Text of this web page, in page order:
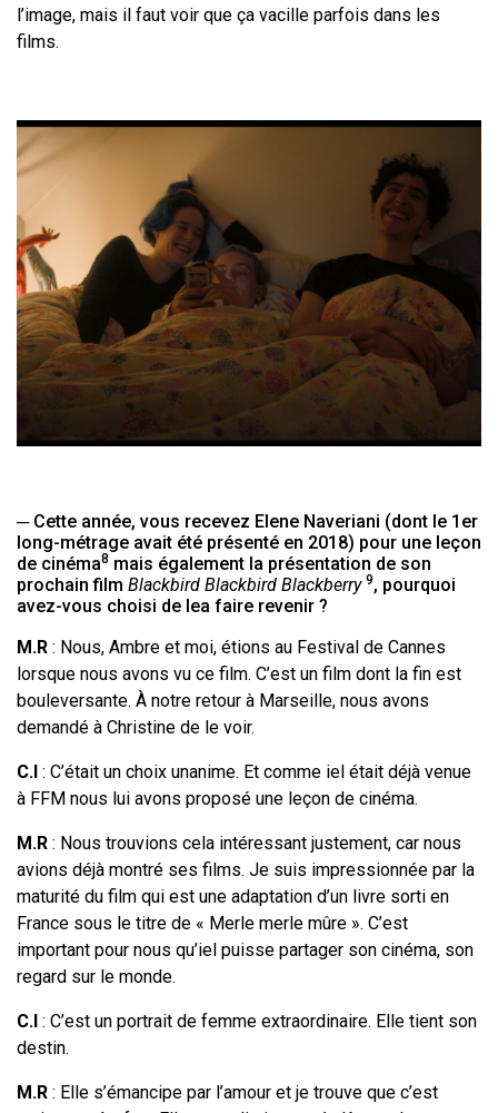
l’image, mais il faut voir que ça vacille parfois dans les
films.
─ Cette année, vous recevez Elene Naveriani (dont le 1er
long-métrage avait été présenté en 2018) pour une leçon
de cinéma8 mais également la présentation de son
prochain film Blackbird Blackbird Blackberry 9, pourquoi
avez-vous choisi de lea faire revenir ?
M.R : Nous, Ambre et moi, étions au Festival de Cannes
lorsque nous avons vu ce film. C’est un film dont la fin est
bouleversante. À notre retour à Marseille, nous avons
demandé à Christine de le voir.
C.I : C’était un choix unanime. Et comme iel était déjà venue
à FFM nous lui avons proposé une leçon de cinéma.
M.R : Nous trouvions cela intéressant justement, car nous
avions déjà montré ses films. Je suis impressionnée par la
maturité du film qui est une adaptation d’un livre sorti en
France sous le titre de « Merle merle mûre ». C’est
important pour nous qu’iel puisse partager son cinéma, son
regard sur le monde.
C.I : C’est un portrait de femme extraordinaire. Elle tient son
destin.
M.R : Elle s’émancipe par l’amour et je trouve que c’est